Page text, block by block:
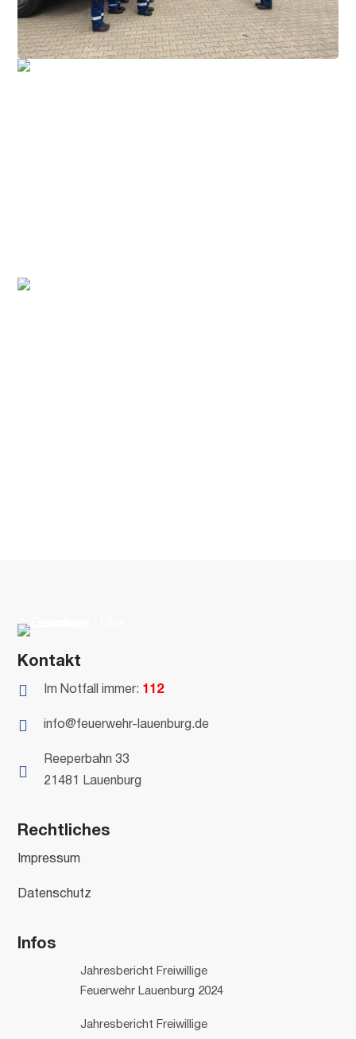
Kontakt
 Im Notfall immer: 112
 info@feuerwehr-lauenburg.de

Reeperbahn 33
21481 Lauenburg
Rechtliches
Impressum
Datenschutz
Infos
Jahresbericht Freiwillige
Feuerwehr Lauenburg 2024
Jahresbericht Freiwillige